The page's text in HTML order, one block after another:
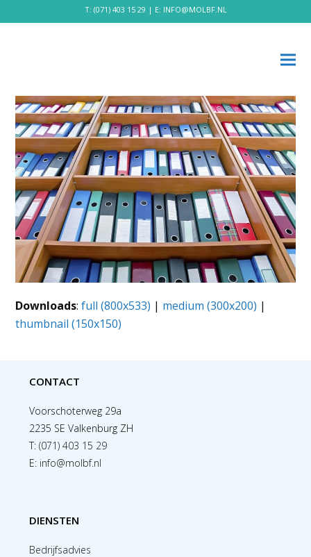
T: (071) 403 15 29 | E: INFO@MOLBF.NL
Downloads:full (800x533) | medium (300x200) |
thumbnail (150x150)
CONTACT
Voorschoterweg 29a
2235 SE Valkenburg ZH
T:(071) 403 15 29
E: info@molbf.nl
DIENSTEN
Bedrijfsadvies